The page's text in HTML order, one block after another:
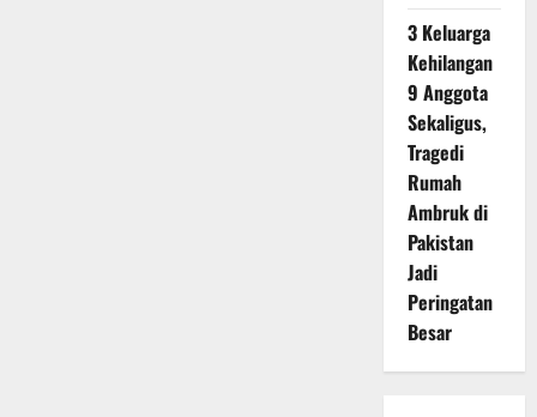
3 Keluarga
Kehilangan
9 Anggota
Sekaligus,
Tragedi
Rumah
Ambruk di
Pakistan
Jadi
Peringatan
Besar